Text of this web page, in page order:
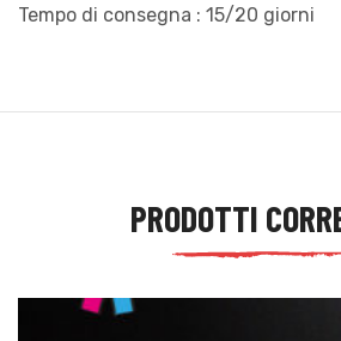
Tempo di consegna : 15/20 giorni
PRODOTTI